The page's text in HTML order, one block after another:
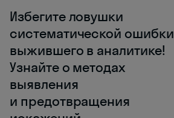
Избегите ловушки
систематической ошибки
выжившего в аналитике!
Узнайте о методах
выявления
и предотвращения